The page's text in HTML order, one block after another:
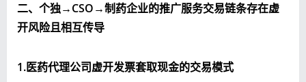
二、个独→CSO→制药企业的推广服务交易链条存在虚
开风险且相互传导
1.医药代理公司虚开发票套取现金的交易模式